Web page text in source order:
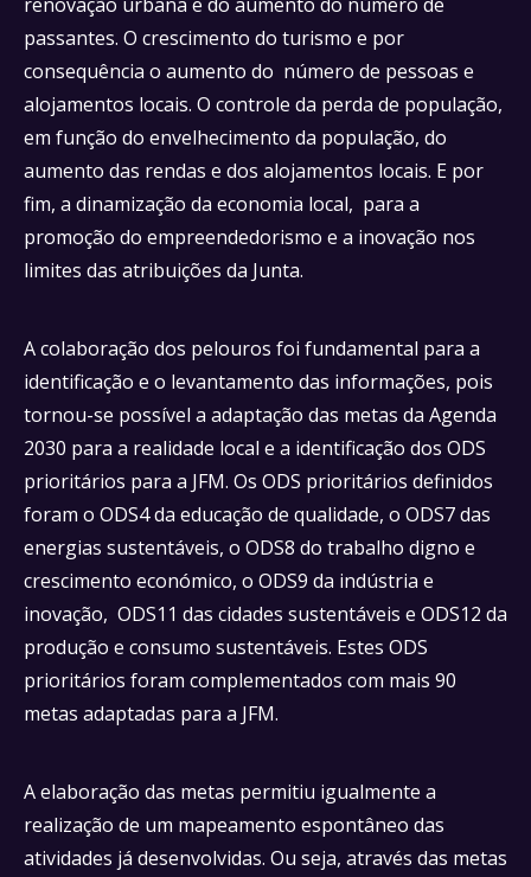
passantes. O crescimento do turismo e por
consequência o aumento do número de pessoas e
alojamentos locais. O controle da perda de população,
em função do envelhecimento da população, do
aumento das rendas e dos alojamentos locais. E por
fim, a dinamização da economia local, para a
promoção do empreendedorismo e a inovação nos
limites das atribuições da Junta.
A colaboração dos pelouros foi fundamental para a
identificação e o levantamento das informações, pois
tornou-se possível a adaptação das metas da Agenda
2030 para a realidade local e a identificação dos ODS
prioritários para a JFM. Os ODS prioritários definidos
foram o ODS4 da educação de qualidade, o ODS7 das
energias sustentáveis, o ODS8 do trabalho digno e
crescimento económico, o ODS9 da indústria e
inovação, ODS11 das cidades sustentáveis e ODS12 da
produção e consumo sustentáveis. Estes ODS
prioritários foram complementados com mais 90
metas adaptadas para a JFM.
A elaboração das metas permitiu igualmente a
realização de um mapeamento espontâneo das
atividades já desenvolvidas. Ou seja, através das metas